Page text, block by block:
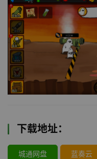
下载地址：
城通网盘 蓝奏云